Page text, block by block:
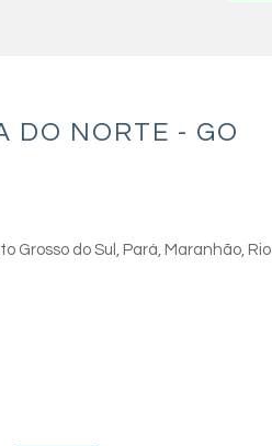
DO NORTE - GO
Grosso do Sul, Pará, Maranhão, Rio